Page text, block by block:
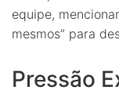
equipe,
mesmos” para
Pressão